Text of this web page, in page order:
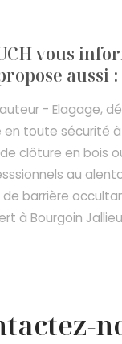
vous
aussi :
- Elagage,
toute sécurité à
clôture en bois
au
barrière
à Bourgoin Jallieu